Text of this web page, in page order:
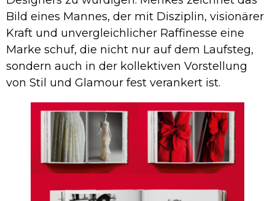
Bild eines Mannes, der mit Disziplin, visionärer
Kraft und unvergleichlicher Raffinesse eine
Marke schuf, die nicht nur auf dem Laufsteg,
sondern auch in der kollektiven Vorstellung
von Stil und Glamour fest verankert ist.